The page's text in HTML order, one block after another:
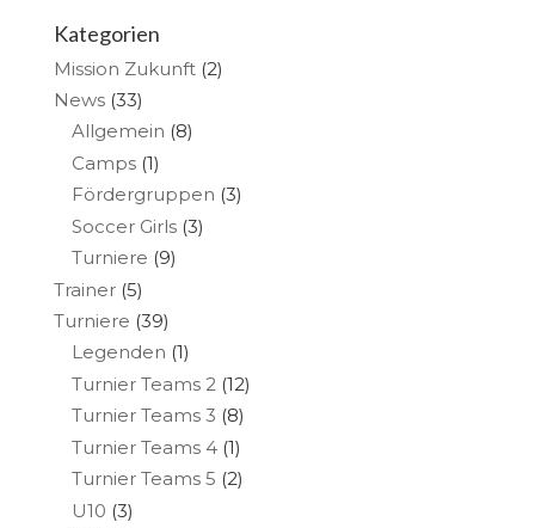
Kategorien
Mission Zukunft(2)
News(33)
Allgemein (8)
Camps(1)
Fördergruppen (3)
Soccer Girls(3)
Turniere (9)
Trainer(5)
Turniere (39)
Legenden (1)
Turnier Teams 2 (12)
Turnier Teams 3 (8)
Turnier Teams 4(1)
Turnier Teams 5 (2)
U10 (3)